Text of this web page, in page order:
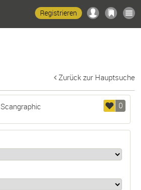
Registrieren
Zurück zur Hauptsuche
0
Scangraphic